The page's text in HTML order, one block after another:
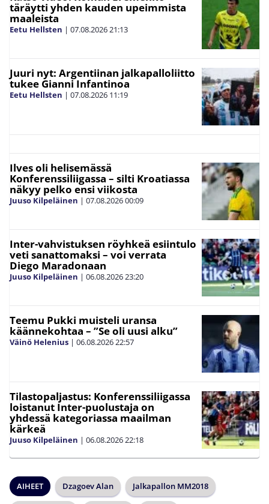
täräytti yhden kauden upeimmista
maaleista
Eetu Hellsten | 07.08.202621:13
Juuri nyt: Argentiinan jalkapalloliitto
tukee Gianni Infantinoa
Eetu Hellsten | 07.08.2026 11:19
Ilves oli helisemässä
Konferenssiliigassa – silti Kroatiassa
näkyy pelko ensi viikosta
Juuso Kilpeläinen | 07.08.202600:09
Inter-vahvistuksen röyhkeä esiintulo
veti sanattomaksi – voi verrata
Diego Maradonaan
Juuso Kilpeläinen | 06.08.202623:20
Teemu Pukki muisteli uransa
käännekohtaa – ”Se oli uusi alku”
Väinö Helenius | 06.08.202622:57
Tilastopaljastus: Konferenssiliigassa
loistanut Inter-puolustaja on
yhdessä kategoriassa maailman
kärkeä
Juuso Kilpeläinen | 06.08.202622:18
AIHEET Dzagoev Alan Jalkapallon MM2018